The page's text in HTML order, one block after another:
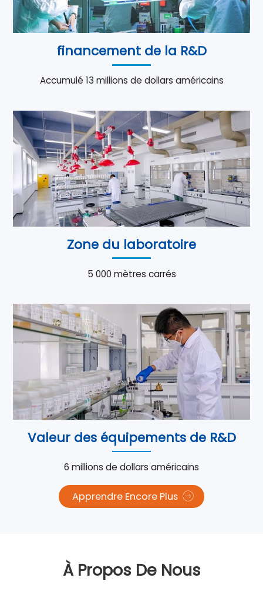
financement de la R&D
Accumulé 13 millions de dollars américains
Zone du laboratoire
5 000 mètres carrés
Valeur des équipements de R&D
6 millions de dollars américains
Apprendre Encore Plus
À Propos De Nous